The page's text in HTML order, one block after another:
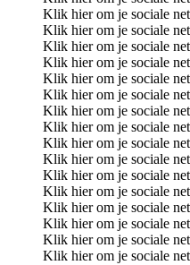
Klik hier om je sociale
Klik hier om je sociale
Klik hier om je sociale
Klik hier om je sociale
Klik hier om je sociale
Klik hier om je sociale
Klik hier om je sociale
Klik hier om je sociale
Klik hier om je sociale
Klik hier om je sociale
Klik hier om je sociale
Klik hier om je sociale
Klik hier om je sociale
Klik hier om je sociale
Klik hier om je sociale
Klik hier om je sociale